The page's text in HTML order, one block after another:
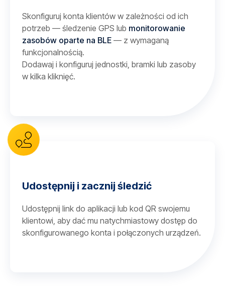
Skonfiguruj konta klientów w zależności od ich
potrzeb — śledzenie GPS lub monitorowanie
zasobów oparte na BLE — z wymaganą
funkcjonalnością.
Dodawaj i konfiguruj jednostki, bramki lub zasoby
w kilka kliknięć.
Udostępnij i zacznij śledzić
Udostępnij link do aplikacji lub kod QR swojemu
klientowi, aby dać mu natychmiastowy dostęp do
skonfigurowanego konta i połączonych urządzeń.